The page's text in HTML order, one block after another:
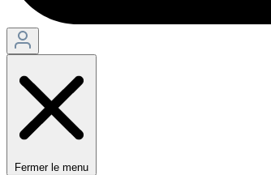
Fermer le menu